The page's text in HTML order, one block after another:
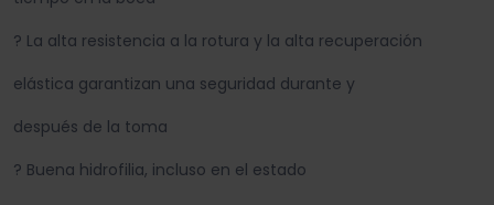
? La alta resistencia a la rotura y la alta recuperación
elástica garantizan una seguridad durante y
después de la toma
? Buena hidrofilia, incluso en el estado